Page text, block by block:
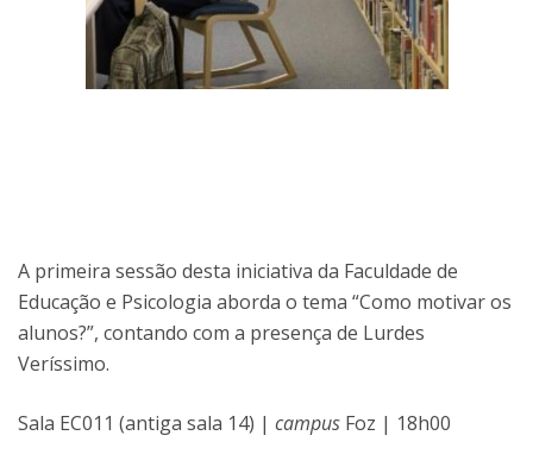
A primeira sessão desta iniciativa da Faculdade de
Educação e Psicologia aborda o tema “Como motivar os
alunos?”, contando com a presença de Lurdes
Veríssimo.
Sala EC011 (antiga sala 14) | campus Foz | 18h00